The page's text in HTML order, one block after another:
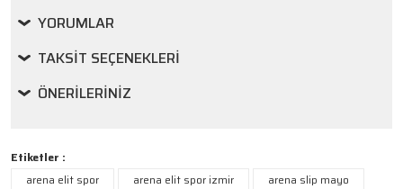
YORUMLAR
TAKSIT SEÇENEKLERI
ÖNERILERINIZ
Etiketler :
arena elit spor
arena elit spor izmir
arena slip mayo